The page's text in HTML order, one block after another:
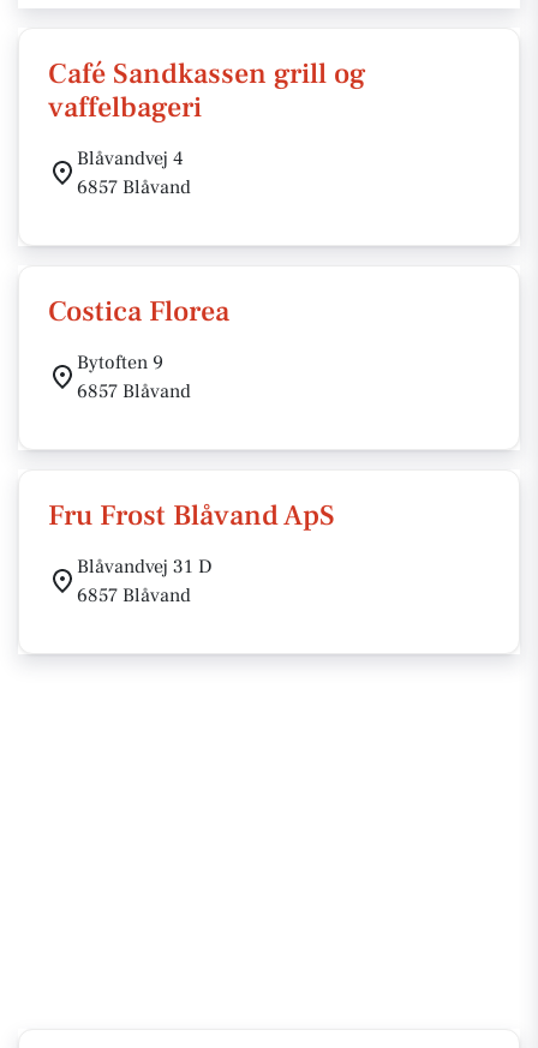
Café Sandkassen grill og
vaffelbageri
Blåvandvej 4
6857 Blåvand
Costica Florea
Bytoften 9
6857 Blåvand
Fru Frost Blåvand ApS
Blåvandvej 31 D
6857 Blåvand